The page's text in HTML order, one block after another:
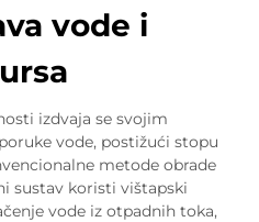
vode i
izdvaja se svojim
vode, postižući stopu
metode obrade
sustav koristi vištapski
vode iz otpadnih toka,